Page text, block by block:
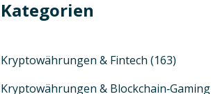
Kategorien
Kryptowährungen & Fintech (163)
Kryptowährungen & Blockchain‑Gaming